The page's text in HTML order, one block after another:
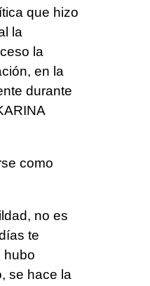
que hizo
la
la
en la
durante
como
no es
te
hubo
se hace la